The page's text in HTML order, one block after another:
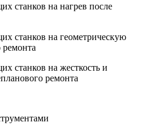
станков на нагрев после
станков на геометрическую
ремонта
станков на жесткость и
ремонта